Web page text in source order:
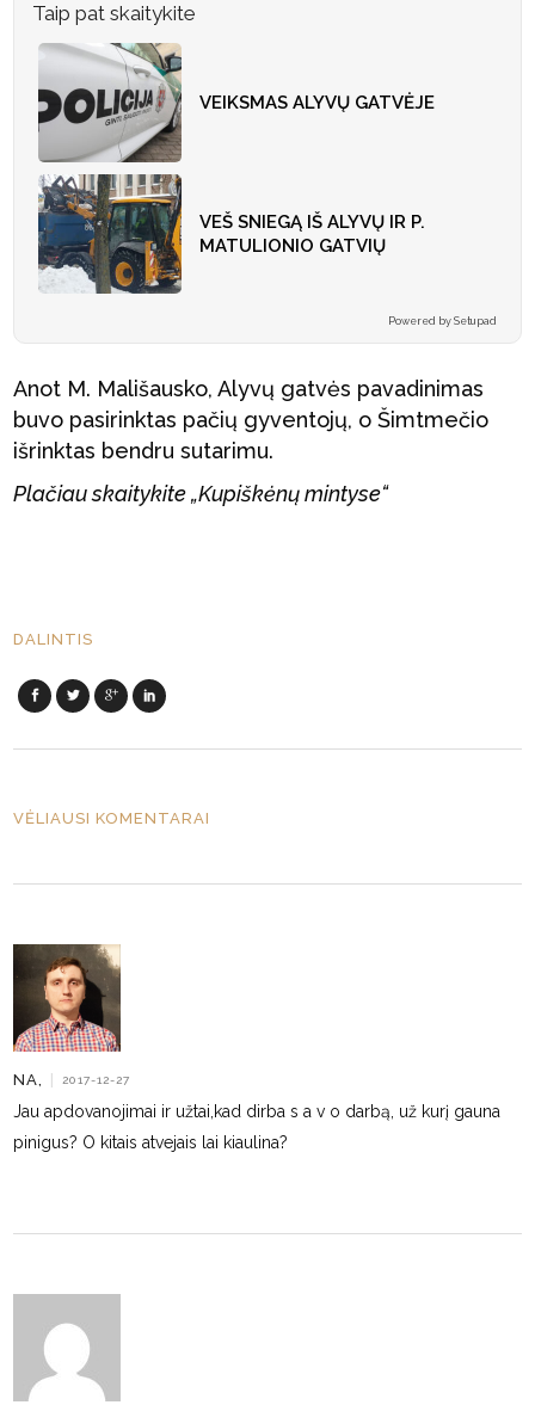
Taip pat skaitykite
VEIKSMAS ALYVŲ GATVĖJE
VEŠ SNIEGĄ IŠ ALYVŲ IR P.
MATULIONIO GATVIŲ
Powered by Setupad
Anot M. Mališausko, Alyvų gatvės pavadinimas
buvo pasirinktas pačių gyventojų, o Šimtmečio
išrinktas bendru sutarimu.
Plačiau skaitykite „Kupiškėnų mintyse“
DALINTIS
VĖLIAUSI KOMENTARAI
NA, | 2017-12-27
Jau apdovanojimai ir užtai,kad dirba s a v o darbą, už kurį gauna
pinigus? O kitais atvejais lai kiaulina?